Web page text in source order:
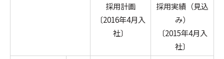
採用計画
〔2016年4月入
社〕
採用実績（見込
み）
〔2015年4月入
社〕